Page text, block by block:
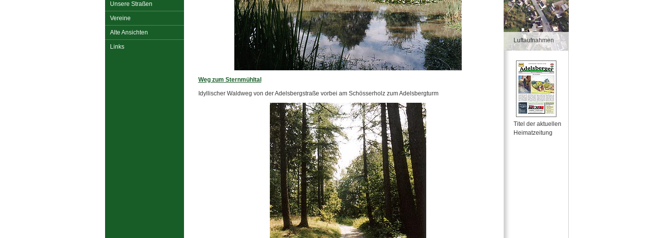
Unsere Straßen
Vereine
Alte Ansichten
Links
Luftaufnahmen
Titel der aktuellen
Heimatzeitung
Weg zum Sternmühltal
Idyllischer Waldweg von der Adelsbergstraße vorbei am Schösserholz zum Adelsbergturm